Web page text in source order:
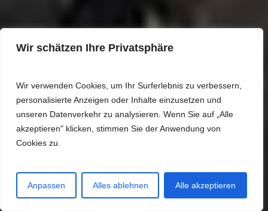
Wir schätzen Ihre Privatsphäre
Wir verwenden Cookies, um Ihr Surferlebnis zu verbessern,
personalisierte Anzeigen oder Inhalte einzusetzen und
unseren Datenverkehr zu analysieren. Wenn Sie auf „Alle
akzeptieren" klicken, stimmen Sie der Anwendung von
Cookies zu.
Anpassen Alles ablehnen Alle akzeptieren
2022 · HL115 ·
Fische am Bach ·
4A
entspannt, 4